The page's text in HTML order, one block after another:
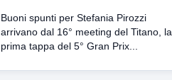
Buoni spunti per Stefania Pirozzi
arrivano dal 16° meeting del Titano, la
prima tappa del 5° Gran Prix...